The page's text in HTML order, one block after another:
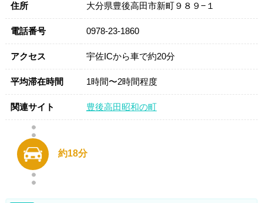
住所 大分県豊後高田市新町９８９−１
電話番号 0978-23-1860
アクセス 宇佐ICから車で約20分
平均滞在時間 1時間〜2時間程度
関連サイト 豊後高田昭和の町
約18分